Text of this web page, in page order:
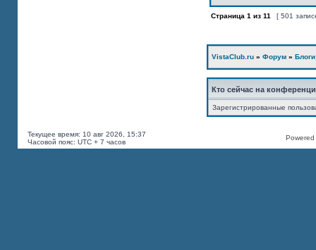
Страница 1 из 11 [ 501
VistaClub.ru » Форум » Блоги
Кто сейчас на
Зарегистрированные
Текущее время: 10 авг 2026, 15:37
Часовой пояс: UTC + 7 часов